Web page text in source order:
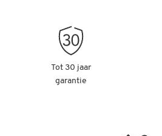
Tot 30 jaar
garantie